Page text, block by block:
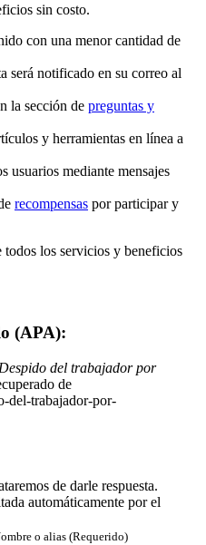
sin costo.
con una menor cantidad de
será notificado en su correo al
la sección de preguntas y
y herramientas en línea a
usuarios mediante mensajes
recompensas por participar y
los servicios y beneficios
(APA):
Despido del trabajador por
de
del-trabajador-por-
de darle respuesta.
automáticamente por el
o alias (Requerido)